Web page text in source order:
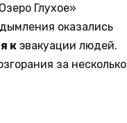
Глухое»
оказались
к эвакуации людей.
за несколько